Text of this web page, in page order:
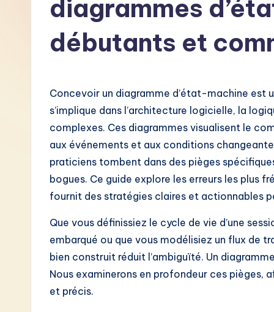
diagrammes
débutants et
Concevoir un diagramme d’état-machine
s’implique dans l’architecture logicielle, la
complexes. Ces diagrammes visualisent le
aux événements et aux conditions
praticiens tombent dans des pièges
bogues. Ce guide explore les erreurs les plus
fournit des stratégies claires et actionnables
Que vous définissiez le cycle de vie d’une
embarqué ou que vous modélisiez un flux de
bien construit réduit l’ambiguïté. Un
Nous examinerons en profondeur ces pièges,
et précis.